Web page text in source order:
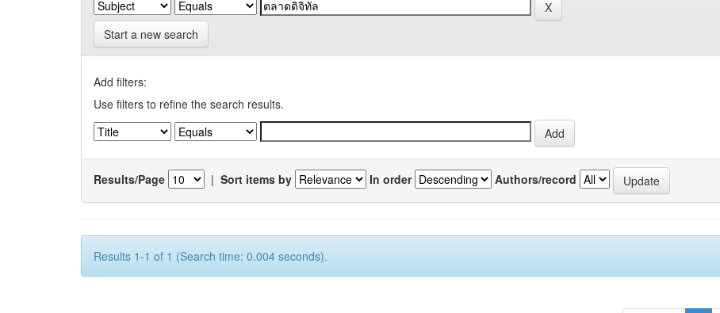
Start a new search
Add filters:
Use filters to refine the search results.
Results/Page | Sort items by In order Authors/record
Results 1-1 of 1 (Search time: 0.004 seconds).